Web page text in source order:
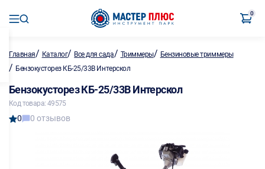
0
Главная/ Каталог/ Все для сада/ Триммеры/ Бензиновые триммеры
/ Бензокусторез КБ-25/33В Интерскол
Бензокусторез КБ-25/33В Интерскол
Код товара: 49575
0 0 отзывов